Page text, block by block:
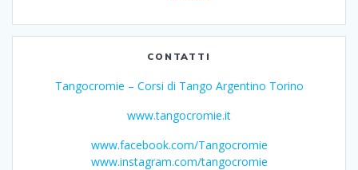
CONTATTI
Tangocromie – Corsi di Tango Argentino Torino
www.tangocromie.it
www.facebook.com/Tangocromie
www.instagram.com/tangocromie